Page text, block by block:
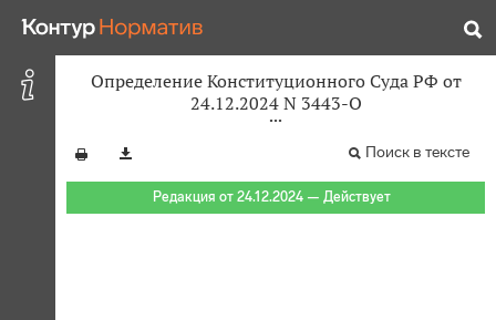
Определение Конституционного Суда РФ от
24.12.2024 N 3443-О
Поиск в тексте
Редакция от 24.12.2024 — Действует